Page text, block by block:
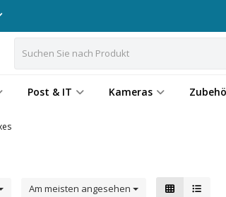
Post & IT Kameras
Am meisten angesehen